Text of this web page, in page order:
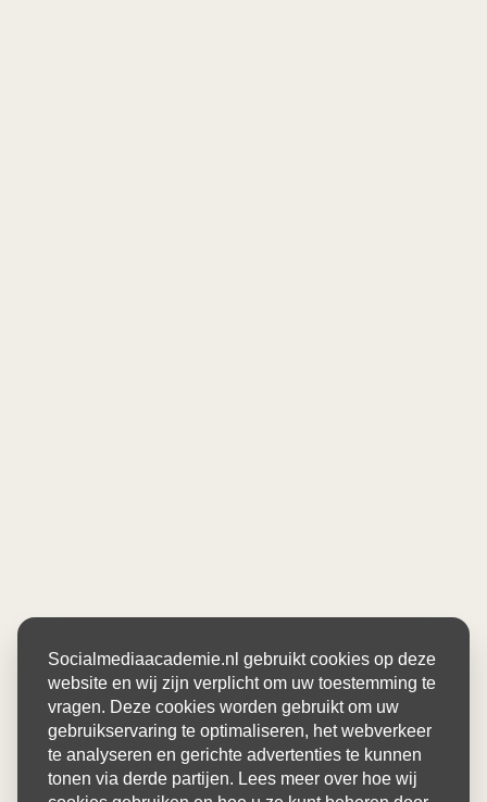
Socialmediaacademie.nl gebruikt cookies op deze
website en wij zijn verplicht om uw toestemming te
vragen. Deze cookies worden gebruikt om uw
gebruikservaring te optimaliseren, het webverkeer
te analyseren en gerichte advertenties te kunnen
tonen via derde partijen. Lees meer over hoe wij